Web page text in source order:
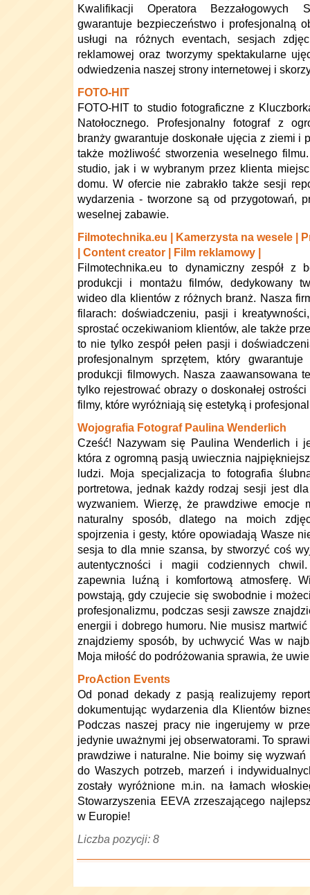
Kwalifikacji Operatora Bezzałogowych
gwarantuje bezpieczeństwo i profesjonalną
usługi na różnych eventach, sesjach
reklamowej oraz tworzymy spektakularne
odwiedzenia naszej strony internetowej i
FOTO-HIT
FOTO-HIT to studio fotograficzne z
Natołocznego. Profesjonalny fotograf z
branży gwarantuje doskonałe ujęcia z ziemi i
także możliwość stworzenia weselnego
studio, jak i w wybranym przez klienta
domu. W ofercie nie zabrakło także sesji
wydarzenia - tworzone są od przygotowań,
weselnej zabawie.
Filmotechnika.eu | Kamerzysta na wesele |
| Content creator | Film reklamowy |
Filmotechnika.eu to dynamiczny zespół z
produkcji i montażu filmów, dedykowany
wideo dla klientów z różnych branż. Nasza
filarach: doświadczeniu, pasji i
sprostać oczekiwaniom klientów, ale także
to nie tylko zespół pełen pasji i
profesjonalnym sprzętem, który
produkcji filmowych. Nasza zaawansowana
tylko rejestrować obrazy o doskonałej
filmy, które wyróżniają się estetyką i
Wojografia Fotograf Paulina Wenderlich
Cześć! Nazywam się Paulina Wenderlich i
która z ogromną pasją uwiecznia
ludzi. Moja specjalizacja to fotografia
portretowa, jednak każdy rodzaj sesji jest
wyzwaniem. Wierzę, że prawdziwe emocje
naturalny sposób, dlatego na moich
spojrzenia i gesty, które opowiadają Wasze
sesja to dla mnie szansa, by stworzyć coś
autentyczności i magii codziennych
zapewnia luźną i komfortową atmosferę.
powstają, gdy czujecie się swobodnie i
profesjonalizmu, podczas sesji zawsze
energii i dobrego humoru. Nie musisz
znajdziemy sposób, by uchwycić Was w
Moja miłość do podróżowania sprawia, że uwie
ProAction Events
Od ponad dekady z pasją realizujemy
dokumentując wydarzenia dla Klientów
Podczas naszej pracy nie ingerujemy w
jedynie uważnymi jej obserwatorami. To
prawdziwe i naturalne. Nie boimy się
do Waszych potrzeb, marzeń i
zostały wyróżnione m.in. na łamach
Stowarzyszenia EEVA zrzeszającego
w Europie!
Liczba pozycji: 8